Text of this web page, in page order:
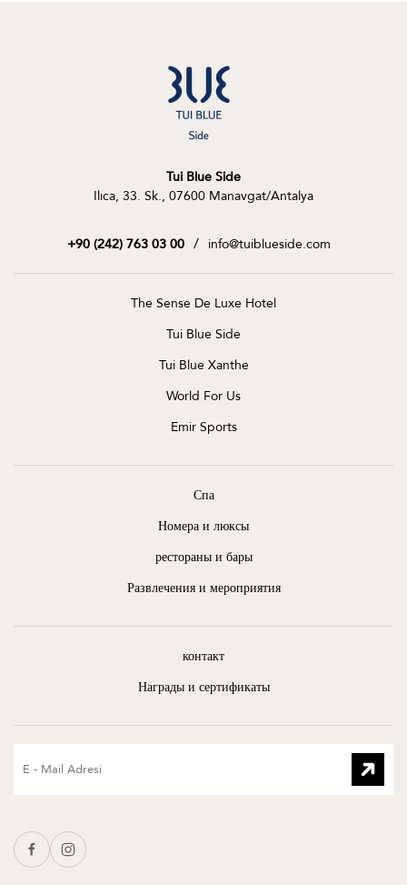
Tui Blue Side
Ilıca, 33. Sk., 07600 Manavgat/Antalya
+90 (242) 763 03 00 / info@tuiblueside.com
The Sense De Luxe Hotel
Tui Blue Side
Tui Blue Xanthe
World For Us
Emir Sports
Спа
Номера и люксы
рестораны и бары
Развлечения и мероприятия
контакт
Награды и сертификаты